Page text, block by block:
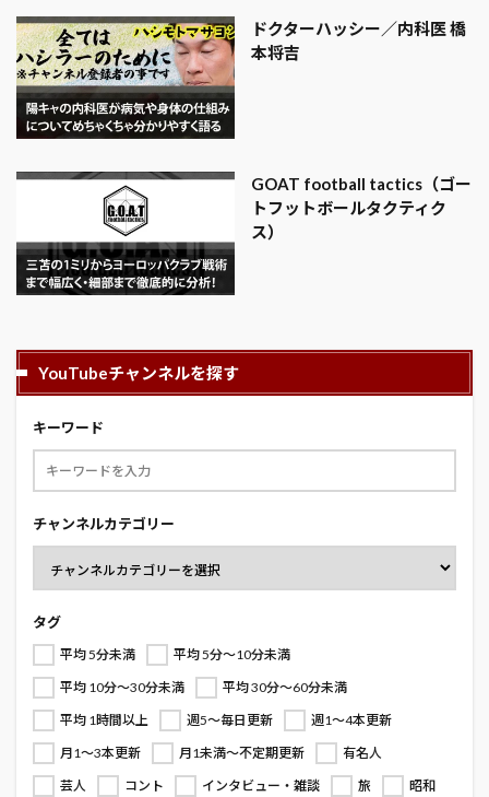
ドクターハッシー／内科医 橋
本将吉
GOAT football tactics（ゴー
トフットボールタクティク
ス）
YouTubeチャンネルを探す
キーワード
チャンネルカテゴリー
タグ
平均 5分未満
平均 5分～10分未満
平均 10分～30分未満
平均 30分～60分未満
平均 1時間以上
週5～毎日更新
週1～4本更新
月1～3本更新
月1未満～不定期更新
有名人
芸人
コント インタビュー・雑談 旅 昭和